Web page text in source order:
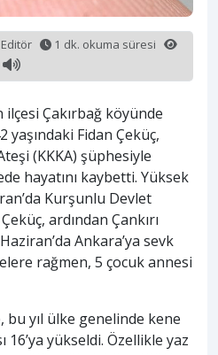
1 dk. okuma süresi
ilçesi Çakırbağ köyünde
yaşındaki Fidan Çeküç,
(KKKA) şüphesiyle
hayatını kaybetti. Yüksek
Kurşunlu Devlet
ardından Çankırı
Ankara’ya sevk
rağmen, 5 çocuk annesi
yıl ülke genelinde kene
16’ya yükseldi. Özellikle yaz